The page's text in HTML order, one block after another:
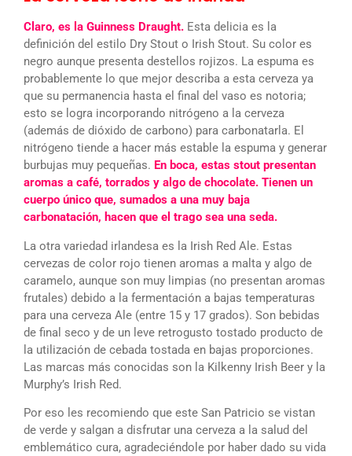
Claro, es la Guinness Draught. Esta delicia es la
definición del estilo Dry Stout o Irish Stout. Su color es
negro aunque presenta destellos rojizos. La espuma es
probablemente lo que mejor describa a esta cerveza ya
que su permanencia hasta el final del vaso es notoria;
esto se logra incorporando nitrógeno a la cerveza
(además de dióxido de carbono) para carbonatarla. El
nitrógeno tiende a hacer más estable la espuma y generar
burbujas muy pequeñas. En boca, estas stout presentan
aromas a café, torrados y algo de chocolate. Tienen un
cuerpo único que, sumados a una muy baja
carbonatación, hacen que el trago sea una seda.
La otra variedad irlandesa es la Irish Red Ale. Estas
cervezas de color rojo tienen aromas a malta y algo de
caramelo, aunque son muy limpias (no presentan aromas
frutales) debido a la fermentación a bajas temperaturas
para una cerveza Ale (entre 15 y 17 grados). Son bebidas
de final seco y de un leve retrogusto tostado producto de
la utilización de cebada tostada en bajas proporciones.
Las marcas más conocidas son la Kilkenny Irish Beer y la
Murphy’s Irish Red.
Por eso les recomiendo que este San Patricio se vistan
de verde y salgan a disfrutar una cerveza a la salud del
emblemático cura, agradeciéndole por haber dado su vida